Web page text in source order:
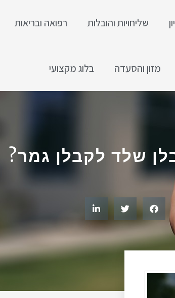
שליחויות והובלות רפואה ובריאות
מזון והסעדה בלוג מקצועי
שלד לקבלן גמר?